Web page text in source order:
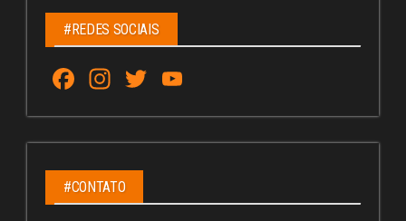
#REDES SOCIAIS
Fa
ce
bo
ok
In
st
ag
ra
m
T
wi
tt
u
Tu
C
#CONTATO